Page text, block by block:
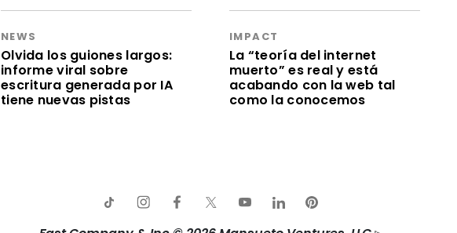
NEWS
Olvida los guiones largos:
informe viral sobre
escritura generada por IA
tiene nuevas pistas
IMPACT
La “teoría del internet
muerto” es real y está
acabando con la web tal
como la conocemos